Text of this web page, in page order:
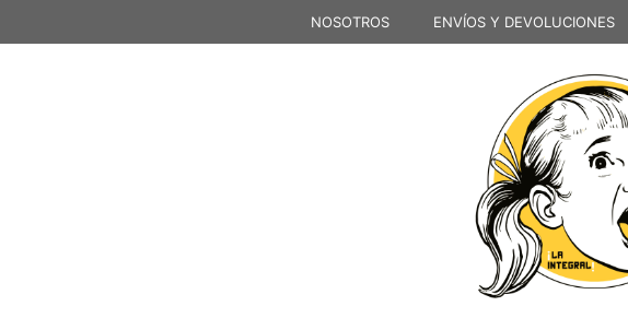
al
NOSOTROS ENVÍOS Y DEVOLUCIONES